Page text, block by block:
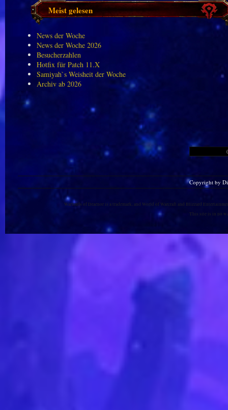
Meist gelesen
News der Woche
News der Woche 2026
Besucherzahlen
Hotfix für Patch 11.X
Samiyah`s Weisheit der Woche
Archiv ab 2026
Copyright by
Warlords of Draenor is a trademark, and World of Warcraft and Blizzard
This site is in no